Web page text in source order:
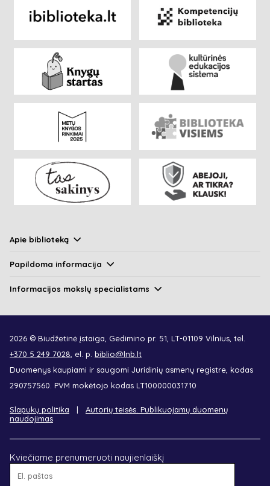
Apie biblioteką
Papildoma informacija
Informacijos mokslų specialistams
2026 © Biudžetinė įstaiga, Gedimino pr. 51, LT-01109 Vilnius, tel.
+370 5 249 7028, el. p. biblio@lnb.lt
Duomenys kaupiami ir saugomi Juridinių asmenų registre, kodas
290757560. PVM mokėtojo kodas LT100000031710
Slapukų politika
Autorių teisės. Publikuojamų duomenų
naudojimas
Kviečiame prenumeruoti naujienlaiškį